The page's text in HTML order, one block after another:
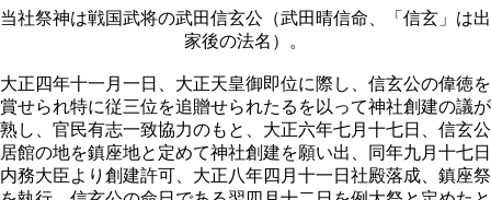
当社祭神は戦国武将の武田信玄公（武田晴信命、「信玄」は出
家後の法名）。
大正四年十一月一日、大正天皇御即位に際し、信玄公の偉徳を
賞せられ特に従三位を追贈せられたるを以って神社創建の議が
熟し、官民有志一致協力のもと、大正六年七月十七日、信玄公
居館の地を鎮座地と定めて神社創建を願い出、同年九月十七日
内務大臣より創建許可、大正八年四月十一日社殿落成、鎮座祭